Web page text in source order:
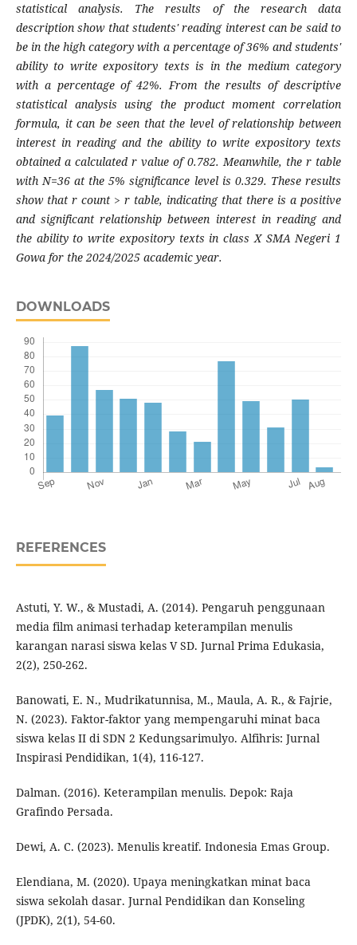
statistical analysis. The results of the research data
description show that students' reading interest can be said to
be in the high category with a percentage of 36% and students'
ability to write expository texts is in the medium category
with a percentage of 42%. From the results of descriptive
statistical analysis using the product moment correlation
formula, it can be seen that the level of relationship between
interest in reading and the ability to write expository texts
obtained a calculated r value of 0.782. Meanwhile, the r table
with N=36 at the 5% significance level is 0.329. These results
show that r count > r table, indicating that there is a positive
and significant relationship between interest in reading and
the ability to write expository texts in class X SMA Negeri 1
Gowa for the 2024/2025 academic year.
DOWNLOADS
REFERENCES
Astuti, Y. W., & Mustadi, A. (2014). Pengaruh penggunaan
media film animasi terhadap keterampilan menulis
karangan narasi siswa kelas V SD. Jurnal Prima Edukasia,
2(2), 250-262.
Banowati, E. N., Mudrikatunnisa, M., Maula, A. R., & Fajrie,
N. (2023). Faktor-faktor yang mempengaruhi minat baca
siswa kelas II di SDN 2 Kedungsarimulyo. Alfihris: Jurnal
Inspirasi Pendidikan, 1(4), 116-127.
Dalman. (2016). Keterampilan menulis. Depok: Raja
Grafindo Persada.
Dewi, A. C. (2023). Menulis kreatif. Indonesia Emas Group.
Elendiana, M. (2020). Upaya meningkatkan minat baca
siswa sekolah dasar. Jurnal Pendidikan dan Konseling
(JPDK), 2(1), 54-60.